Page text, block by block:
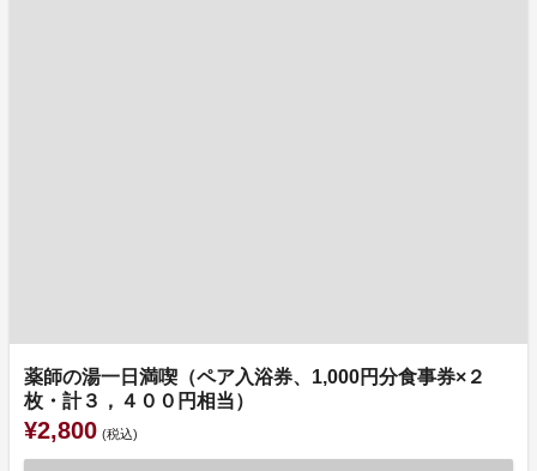
薬師の湯一日満喫（ペア入浴券、1,000円分食事券×２
枚・計３，４００円相当）
¥2,800 (税込)